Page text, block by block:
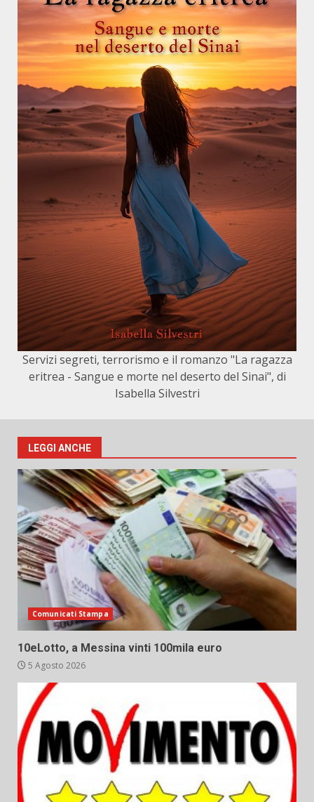
Servizi segreti, terrorismo e il romanzo "La ragazza
eritrea - Sangue e morte nel deserto del Sinai", di
Isabella Silvestri
LEGGI ANCHE
Comunicati Stampa
10eLotto, a Messina vinti 100mila euro
5 Agosto 2026